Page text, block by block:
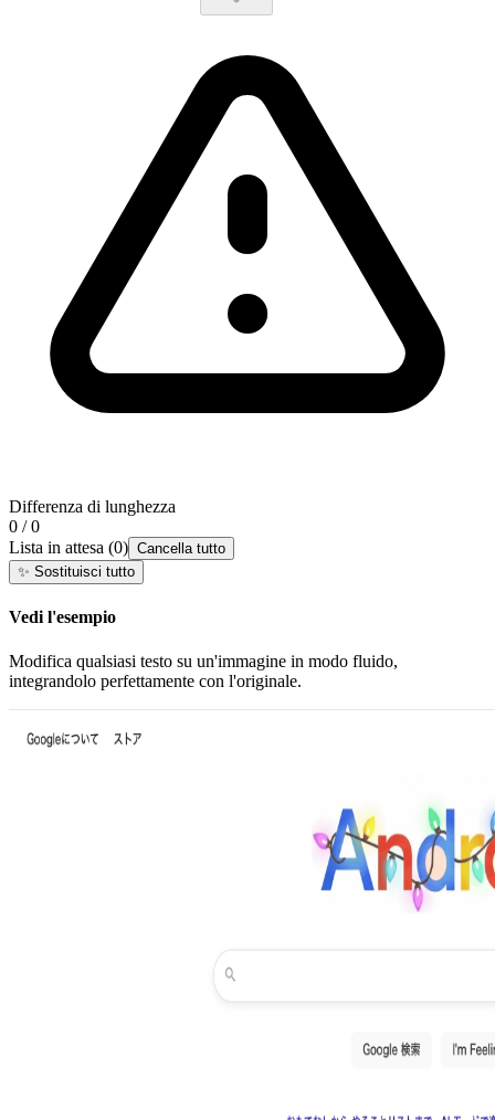
Differenza di lunghezza
0 / 0
Lista in attesa (0) Cancella tutto
✨ Sostituisci tutto
Vedi l'esempio
Modifica qualsiasi testo su un'immagine in modo fluido,
integrandolo perfettamente con l'originale.